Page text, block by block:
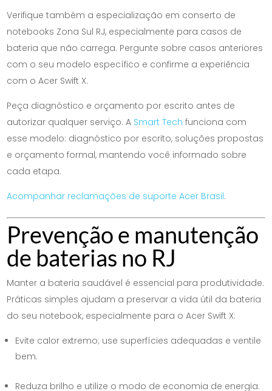
Verifique também a especialização em conserto de
notebooks Zona Sul RJ, especialmente para casos de
bateria que não carrega. Pergunte sobre casos anteriores
com o seu modelo específico e confirme a experiência
com o Acer Swift X.
Peça diagnóstico e orçamento por escrito antes de
autorizar qualquer serviço. A Smart Tech funciona com
esse modelo: diagnóstico por escrito, soluções propostas
e orçamento formal, mantendo você informado sobre
cada etapa.
Acompanhar reclamações de suporte Acer Brasil.
Prevenção e manutenção
de baterias no RJ
Manter a bateria saudável é essencial para produtividade.
Práticas simples ajudam a preservar a vida útil da bateria
do seu notebook, especialmente para o Acer Swift X:
Evite calor extremo; use superfícies adequadas e ventile
bem.
Reduza brilho e utilize o modo de economia de energia.